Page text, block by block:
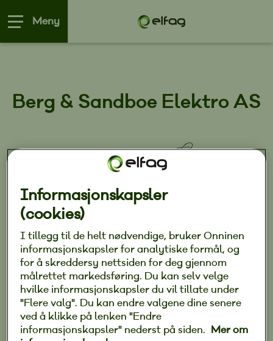
Meny
Berg & Sandboe Elektro AS
Vi kan hjelpe deg med alt innen elektriske
installasjoner, reparasjoner, service arbeid
til både privat og bedriftsmarkedet.
Ta kontakt for en hyggelig elektro prat!
Informasjonskapsler
(cookies)
I tillegg til de helt nødvendige, bruker Onninen
informasjonskapsler for analytiske formål, og
for å skreddersy nettsiden for deg gjennom
målrettet markedsføring. Du kan selv velge
hvilke informasjonskapsler du vil tillate under
"Flere valg". Du kan endre valgene dine senere
ved å klikke på lenken "Endre
informasjonskapsler" nederst på siden. Mer om